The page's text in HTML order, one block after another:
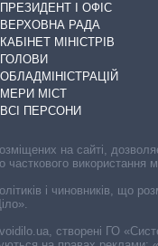
ПРЕЗИДЕНТ І ОФІС
ВЕРХОВНА РАДА
КАБІНЕТ МІНІСТРІВ
ГОЛОВИ
ОБЛАДМІНІСТРАЦІЙ
МЕРИ МІСТ
ВСІ ПЕРСОНИ
на сайті,
використання
і чиновників, що
створені ГО